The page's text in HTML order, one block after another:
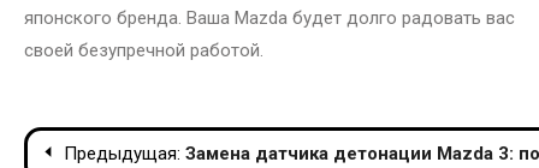
японского бренда. Ваша Mazda будет долго радовать вас
своей безупречной работой.
Навигация
Предыдущая: Замена датчика детонации Mazda 3: